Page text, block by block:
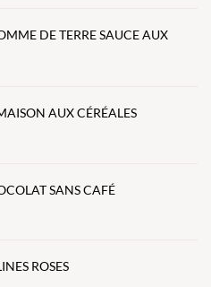
DE TERRE SAUCE AUX
AUX CÉRÉALES
SANS CAFÉ
ROSES